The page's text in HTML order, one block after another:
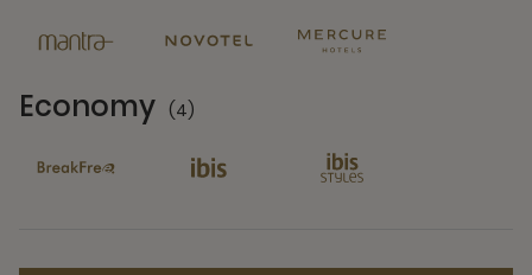
Economy (4)